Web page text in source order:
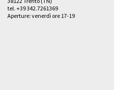
tel. +39 342.7261369
Aperture: venerdì ore 17-19